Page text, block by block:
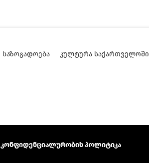
ᲡᲐᲖᲝᲒᲐᲓᲝᲔᲑᲐ ᲙᲣᲚᲢᲣᲠᲐ ᲡᲐᲥᲐᲠᲗᲕᲔᲚᲝᲨᲘ
კონფიდენციალურობის პოლიტიკა